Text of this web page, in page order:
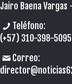
Jairo Baena Vargas
Teléfono:
(+57) 310-398-5095
Correo: